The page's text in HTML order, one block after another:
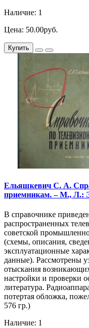
Наличие: 1
Цена: 50.00руб.
Купить
Ельяшкевич С. А.
приемникам. – М., Л.:
В справочнике
распространенных
советской
(схемы, описания,
эксплуатационные
данные). Рассмотрены
отыскания
настройки и проверки
литература.
потертая обложка,
576 гр.)
Наличие: 1